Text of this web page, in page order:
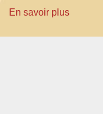
En savoir plus